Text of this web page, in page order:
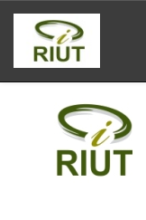
Skip
navigation